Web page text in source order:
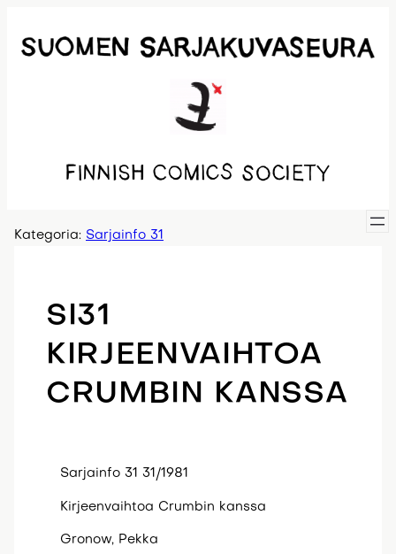
sisältöön
Kategoria: Sarjainfo 31
SI31
KIRJEENVAIHTOA
CRUMBIN KANSSA
Sarjainfo 31 31/1981
Kirjeenvaihtoa Crumbin kanssa
Gronow, Pekka